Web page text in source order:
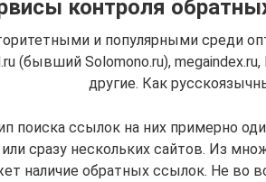
контроля
и популярными среди
(бывший Solomono.ru),
другие. Как
поиска ссылок на них примерно
сразу нескольких сайтов. Из
наличие обратных ссылок. Не во